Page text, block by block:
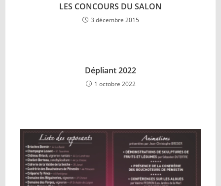
LES CONCOURS DU SALON
3 décembre 2015
Dépliant 2022
1 octobre 2022